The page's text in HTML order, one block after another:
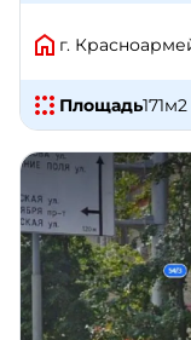
г.
Площадь171м2